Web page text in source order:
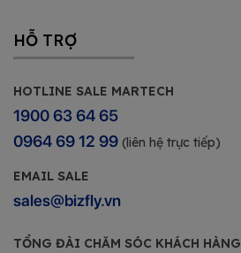
HỖ TRỢ
HOTLINE SALE MARTECH
1900 63 64 65
0964 69 12 99 (liên hệ trực tiếp)
EMAIL SALE
sales@bizfly.vn
TỔNG ĐÀI CHĂM SÓC KHÁCH HÀNG